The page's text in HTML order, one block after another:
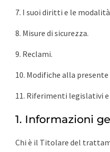
7. I suoi diritti e le
8. Misure di sicurezza.
9. Reclami.
10. Modifiche alla
11. Riferimenti legislativi
1. Informazioni
Chi è il Titolare del